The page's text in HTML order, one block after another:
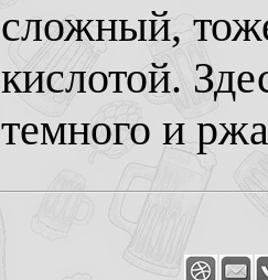
сложный,
кислотой.
темного и